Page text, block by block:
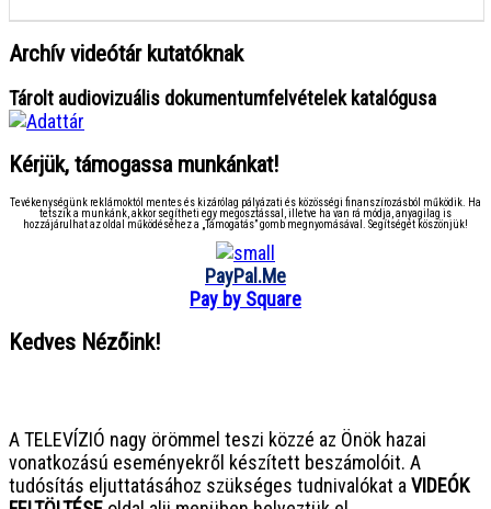
Archív videótár kutatóknak
Tárolt audiovizuális dokumentumfelvételek katalógusa
Kérjük, támogassa munkánkat!
Tevékenységünk reklámoktól mentes és kizárólag pályázati és közösségi finanszírozásból működik. Ha
tetszik a munkánk, akkor segítheti egy megosztással, illetve ha van rá módja, anyagilag is
hozzájárulhat az oldal működéséhez a „Támogatás” gomb megnyomásával. Segítségét köszönjük!
PayPal.Me
Pay by Square
Kedves Nézőink!
A TELEVÍZIÓ nagy örömmel teszi közzé az Önök hazai
vonatkozású eseményekről készített beszámolóit. A
tudósítás eljuttatásához szükséges tudnivalókat a VIDEÓK